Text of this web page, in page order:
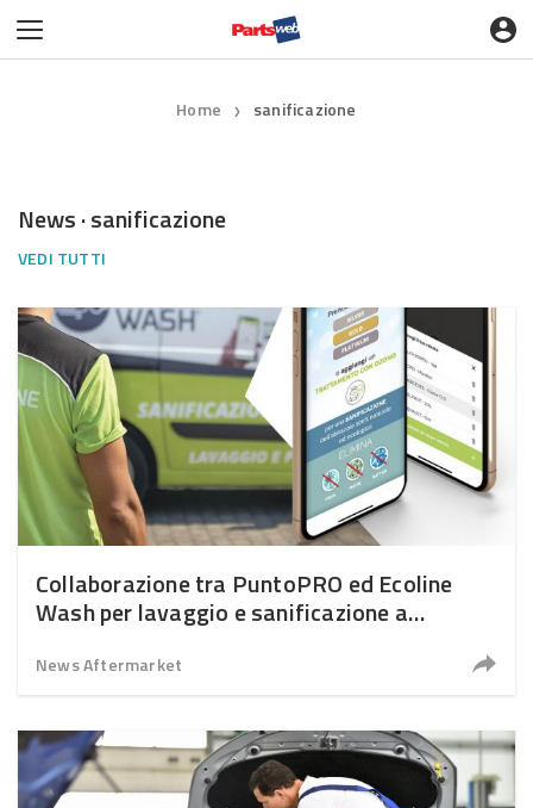
Home ❯ sanificazione
News · sanificazione
VEDI TUTTI
Collaborazione tra PuntoPRO ed Ecoline
Wash per lavaggio e sanificazione a
News Aftermarket